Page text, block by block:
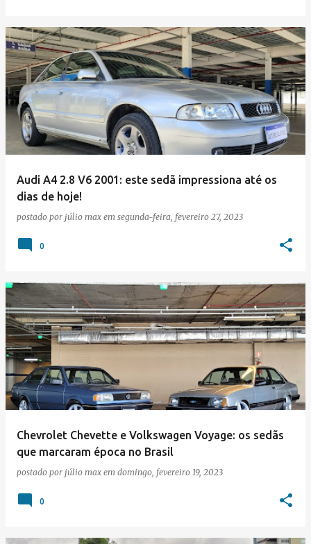
Audi A4 2.8 V6 2001: este sedã impressiona até os
dias de hoje!
postado por júlio max em segunda-feira, fevereiro 27, 2023
0
Chevrolet Chevette e Volkswagen Voyage: os sedãs
que marcaram época no Brasil
postado por júlio max em domingo, fevereiro 19, 2023
0